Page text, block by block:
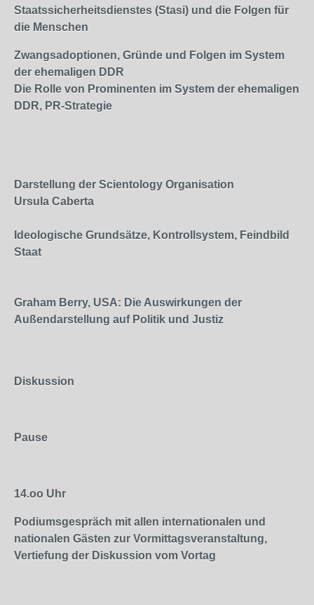
Staatssicherheitsdienstes (Stasi) und die Folgen für
die Menschen
Zwangsadoptionen, Gründe und Folgen im System
der ehemaligen DDR
Die Rolle von Prominenten im System der ehemaligen
DDR, PR-Strategie
Darstellung der Scientology Organisation
Ursula Caberta
Ideologische Grundsätze, Kontrollsystem, Feindbild
Staat
Graham Berry, USA: Die Auswirkungen der
Außendarstellung auf Politik und Justiz
Diskussion
Pause
14.oo Uhr
Podiumsgespräch mit allen internationalen und
nationalen Gästen zur Vormittagsveranstaltung,
Vertiefung der Diskussion vom Vortag